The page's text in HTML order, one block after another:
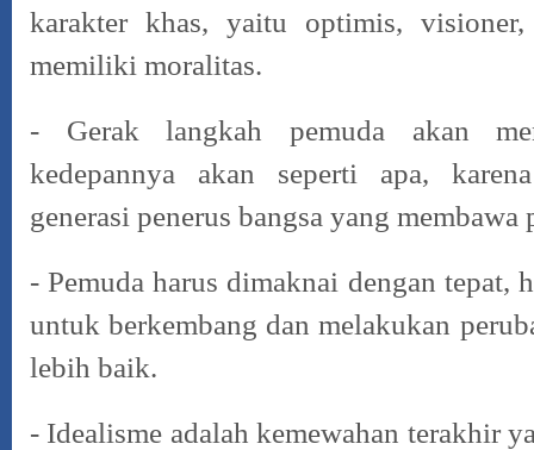
karakter khas, yaitu optimis,
memiliki moralitas.
- Gerak langkah pemuda akan
kedepannya akan seperti apa,
generasi penerus bangsa yang membawa
- Pemuda harus dimaknai dengan tepat,
untuk berkembang dan melakukan
lebih baik.
- Idealisme adalah kemewahan terakhir